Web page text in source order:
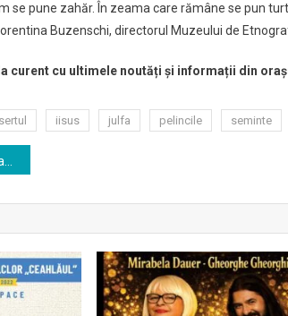
se pune zahăr. În zeama care rămâne se pun
Buzenschi, directorul Muzeului de
curent cu ultimele noutăți și informații din
iisus julfa pelincile seminte